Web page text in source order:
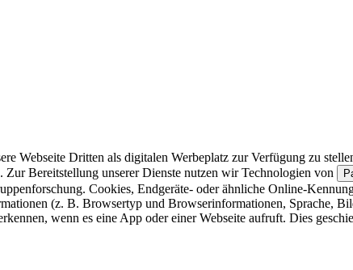
Webseite Dritten als digitalen Werbeplatz zur Verfügung zu
Zur Bereitstellung unserer Dienste nutzen wir Technologien von
Cookies, Endgeräte- oder ähnliche Online-
(z. B. Browsertyp und Browserinformationen, Sprache,
wenn es eine App oder einer Webseite aufruft. Dies